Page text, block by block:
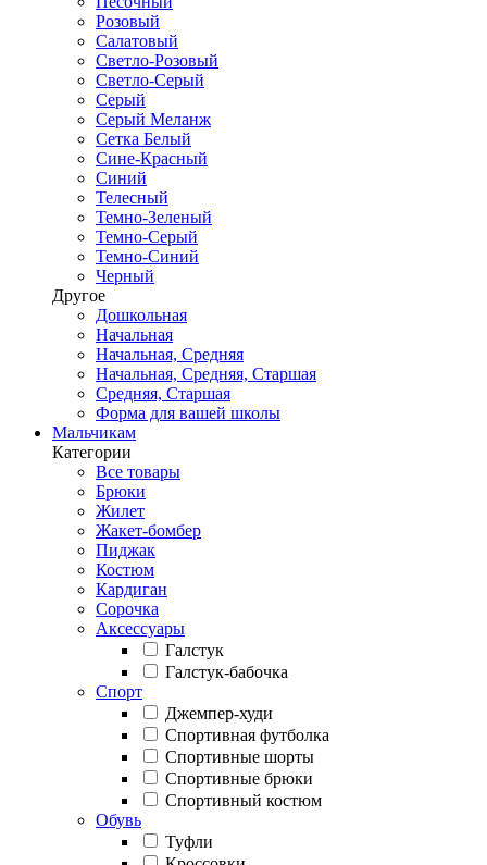
Розовый
Салатовый
Светло-Розовый
Светло-Серый
Серый
Серый Меланж
Сетка Белый
Сине-Красный
Синий
Телесный
Темно-Зеленый
Темно-Серый
Темно-Синий
Черный
Другое
Дошкольная
Начальная
Начальная, Средняя
Начальная, Средняя, Старшая
Средняя, Старшая
Форма для вашей школы
Мальчикам
Категории
Все товары
Брюки
Жилет
Жакет-бомбер
Пиджак
Костюм
Кардиган
Сорочка
Аксессуары
Галстук
Галстук-бабочка
Спорт
Джемпер-худи
Спортивная футболка
Спортивные шорты
Спортивные брюки
Спортивный костюм
Обувь
Туфли